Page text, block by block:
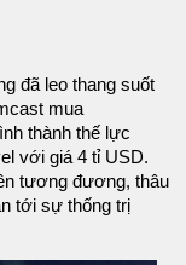
đã leo thang suốt
mua
thành thế lực
với giá 4 tỉ USD.
tương đương, thâu
tới sự thống trị